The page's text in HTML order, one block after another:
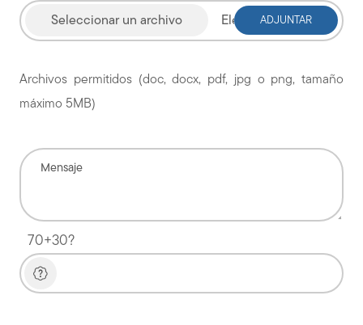
Elegir archivo
Archivos permitidos (doc, docx, pdf, jpg o png, tamaño
máximo 5MB)
70+30?